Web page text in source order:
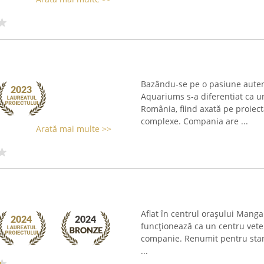
Arată mai multe >>
Bazându-se pe o pasiune
Aquariums s-a diferentiat ca
România, fiind axată pe
complexe. Compania are ...
Aflat în centrul orașului
funcționează ca un centru
companie. Renumit pentru
...